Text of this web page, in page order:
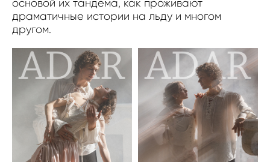
основой их тандема, как проживают
драматичные истории на льду и многом
другом.